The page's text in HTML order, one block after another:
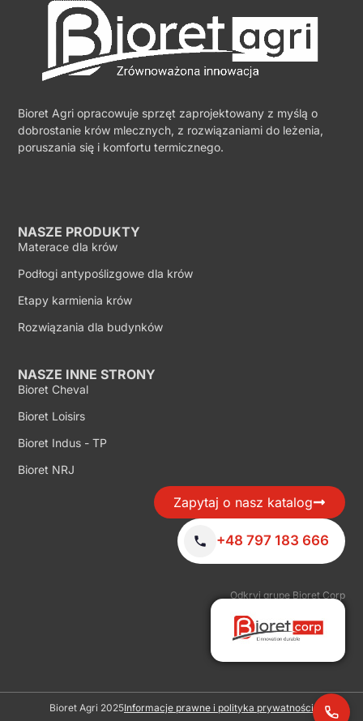
Bioret Agri opracowuje sprzęt zaprojektowany z myślą o
dobrostanie krów mlecznych, z rozwiązaniami do leżenia,
poruszania się i komfortu termicznego.
NASZE PRODUKTY
Materace dla krów
Podłogi antypoślizgowe dla krów
Etapy karmienia krów
Rozwiązania dla budynków
NASZE INNE STRONY
Bioret Cheval
Bioret Loisirs
Bioret Indus - TP
Bioret NRJ
Zapytaj o nasz katalog
+48 797 183 666
Odkryj grupę Bioret Corp
Bioret Agri 2025Informacje prawne i polityka prywatności